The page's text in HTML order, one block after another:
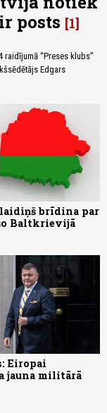
posts 1
raidījumā “Preses klubs”
Edgars
brīdina par
Baltkrievijā
Eiropai
jauna militārā